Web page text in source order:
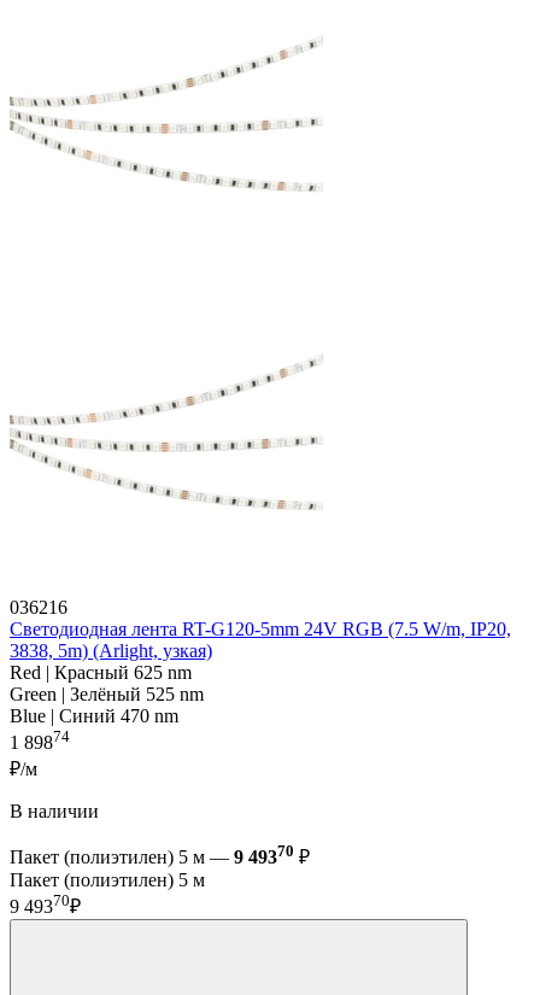
036216
Светодиодная лента RT-G120-5mm 24V RGB (7.5 W/m, IP20,
3838, 5m) (Arlight, узкая)
Red | Красный 625 nm
Green | Зелёный 525 nm
Blue | Синий 470 nm
1 89874
₽/м
В наличии
Пакет (полиэтилен) 5 м — 9 49370 ₽
Пакет (полиэтилен) 5 м
9 49370₽